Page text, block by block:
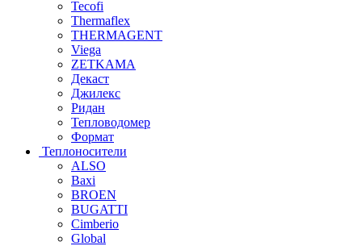
Tecofi
Thermaflex
THERMAGENT
Viega
ZETKAMA
Декаст
Джилекс
Ридан
Тепловодомер
Формат
Теплоносители
ALSO
Baxi
BROEN
BUGATTI
Cimberio
Global